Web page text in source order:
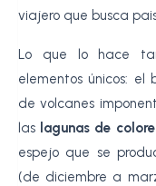
viajero que busca
Lo que lo hace
elementos únicos:
de volcanes
las lagunas de
espejo que se
(de diciembre a